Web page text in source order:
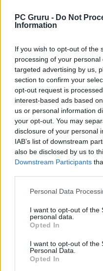
PC Gruru - Do Not
Information
If you wish to opt-out of the
processing of your
targeted advertising by us,
section to confirm your
opt-out request is
interest-based ads based
us or personal information
your opt-out. You may
disclosure of your personal
IAB’s list of downstream
also be disclosed by us to
Downstream Participants
Personal Data
I want to opt-out of the
personal data.
Opted In
I want to opt-out of the
Personal Data.
Opted In
Feléled a multis
kizárt!
Egyetlen poszt is
Pókember
xboxosok
LEGFRISSEBB VIDEÓNK